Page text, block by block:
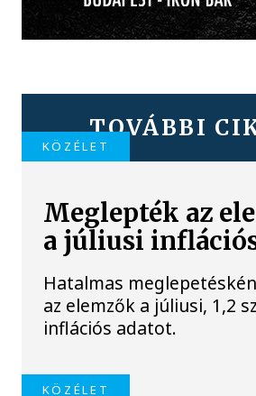
TOVÁBBI
KÖZÉLET
Meglepték az
a júliusi
Hatalmas
az elemzők a júliusi, 1,2
inflációs adatot.
KÖZÉLET